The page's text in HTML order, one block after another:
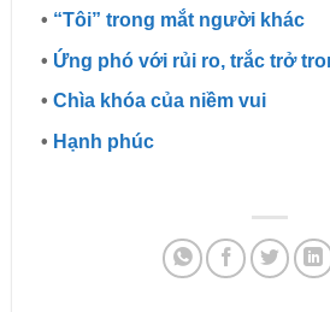
• “Tôi” trong mắt người khác
• Ứng phó với rủi ro, trắc trở
• Chìa khóa của niềm vui
• Hạnh phúc